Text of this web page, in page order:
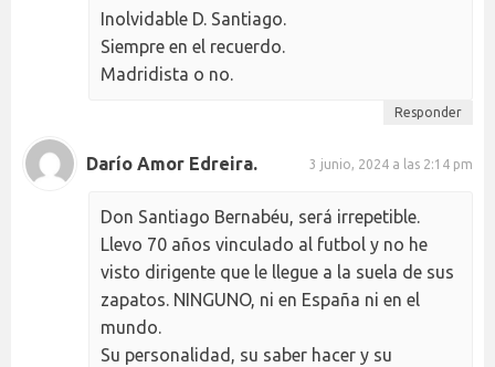
Inolvidable D. Santiago.
Siempre en el recuerdo.
Madridista o no.
Responder
Darío Amor Edreira. 3 junio, 2024 a las 2:14 pm
Don Santiago Bernabéu, será irrepetible.
Llevo 70 años vinculado al futbol y no he
visto dirigente que le llegue a la suela de sus
zapatos. NINGUNO, ni en España ni en el
mundo.
Su personalidad, su saber hacer y su